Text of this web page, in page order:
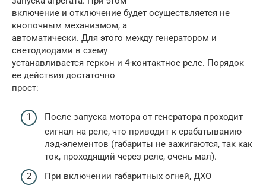
включение и отключение будет осуществляется не
кнопочным механизмом, а
автоматически. Для этого между генератором и
светодиодами в схему
устанавливается геркон и 4-контактное реле. Порядок
ее действия достаточно
прост:
После запуска мотора от генератора проходит
сигнал на реле, что приводит к сpaбатыванию
лэд-элементов (габариты не зажигаются, так как
ток, проходящий через реле, очень мал).
При включении габаритных огней, ДХО